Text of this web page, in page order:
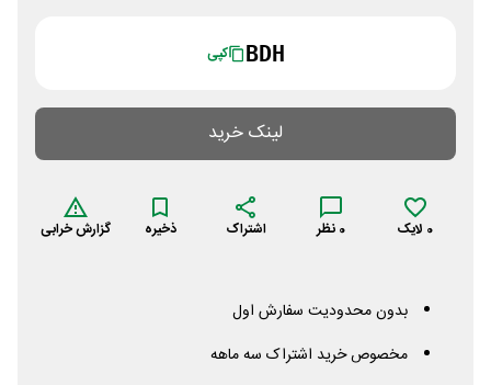
BDH کپی
لینک خرید
0 لایک 0 نظر اشتراک ذخیره گزارش خرابی
بدون محدودیت سفارش اول
مخصوص خرید اشتراک سه ماهه